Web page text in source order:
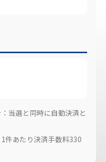
当選と同時に自動決済と
件あたり決済手数料330